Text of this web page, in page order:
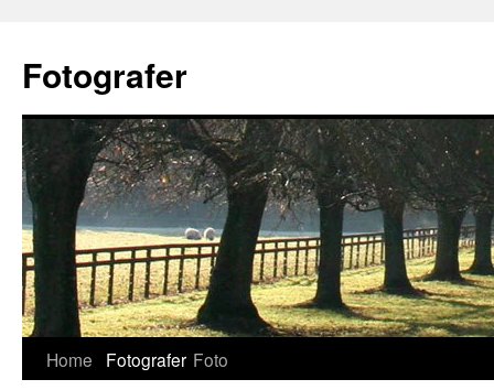
content
Fotografer
Home Fotografer Foto